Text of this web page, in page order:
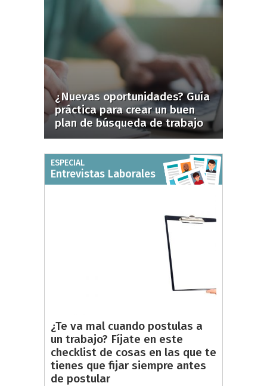
¿Nuevas oportunidades? Guía
práctica para crear un buen
plan de búsqueda de trabajo
ESPECIAL
Entrevistas Laborales
¿Te va mal cuando postulas a
un trabajo? Fíjate en este
checklist de cosas en las que te
tienes que fijar siempre antes
de postular